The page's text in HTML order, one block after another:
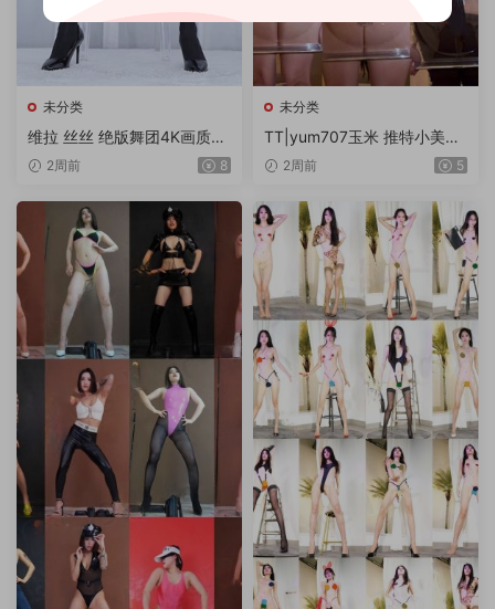
未分类
维拉 丝丝 绝版舞团4K画质流
出专版 18V/10G
2周前 8
未分类
TT|yum707玉米 推特小美女
世界杯主题-2-乖男孩会得到
2周前 5